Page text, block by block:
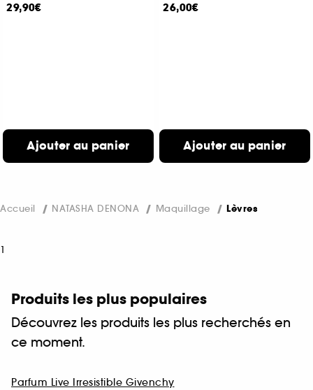
29,90€
Ajouter au panier
26,00€
Ajouter au panier
Accueil NATASHA DENONA Maquillage Lèvres
1
Produits les plus populaires
Découvrez les produits les plus recherchés en
ce moment.
Parfum Live Irresistible Givenchy